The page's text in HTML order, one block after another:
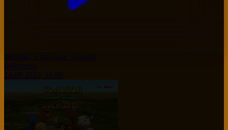
Желаяқ. 3 маусым. 5-бөлім
Бейнелер
14.09.2025, 16:00